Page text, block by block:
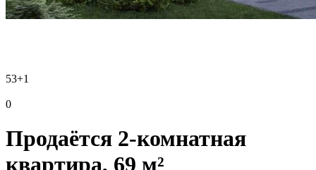
53+1
0
Продаётся 2-комнатная
квартира, 69 м²